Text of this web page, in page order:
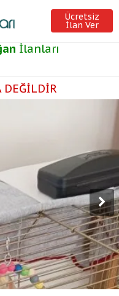
Ücretsiz
İlan Ver
İlanları
DEĞİLDİR